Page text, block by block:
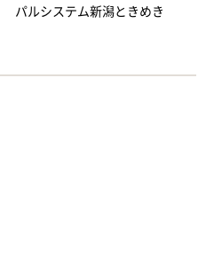
パルシステム新潟ときめき